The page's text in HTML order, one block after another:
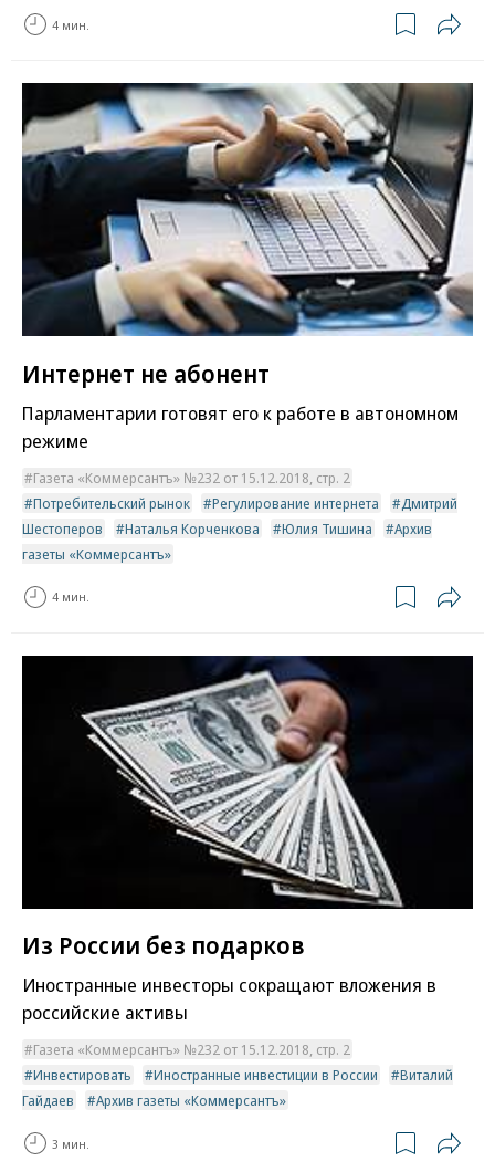
4 мин.
Интернет не абонент
Парламентарии готовят его к работе в автономном
режиме
Газета «Коммерсантъ» №232 от 15.12.2018, стр. 2
Потребительский рынок
Регулирование интернета
Дмитрий
Шестоперов
Наталья Корченкова Юлия Тишина
Архив
газеты «Коммерсантъ»
4 мин.
Из России без подарков
Иностранные инвесторы сокращают вложения в
российские активы
Газета «Коммерсантъ» №232 от 15.12.2018, стр. 2
Инвестировать
Иностранные инвестиции в России
Виталий
Гайдаев
Архив газеты «Коммерсантъ»
3 мин.